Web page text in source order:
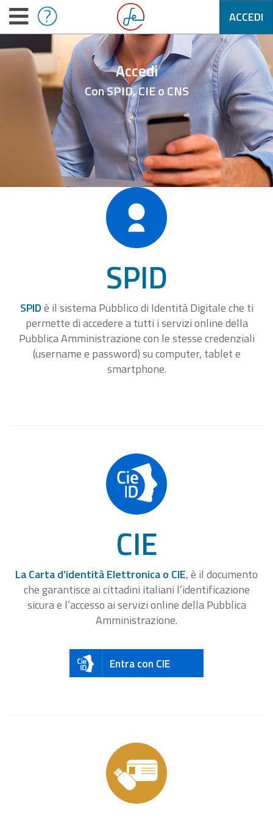
ACCEDI
Accedi
Con SPID, CIE o CNS
SPID
SPIDè il sistema Pubblico di Identità Digitale che ti
permette di accedere a tutti i servizi online della
Pubblica Amministrazione con le stesse credenziali
(username e password) su computer, tablet e
smartphone.
CIE
La Carta d’identità Elettronica o CIE, è il documento
che garantisce ai cittadini italiani l’identificazione
sicura e l’accesso ai servizi online della Pubblica
Amministrazione.
Entra con CIE